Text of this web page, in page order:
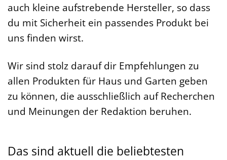
auch kleine aufstrebende Hersteller, so dass
du mit Sicherheit ein passendes Produkt bei
uns finden wirst.
Wir sind stolz darauf dir Empfehlungen zu
allen Produkten für Haus und Garten geben
zu können, die ausschließlich auf Recherchen
und Meinungen der Redaktion beruhen.
Das sind aktuell die beliebtesten